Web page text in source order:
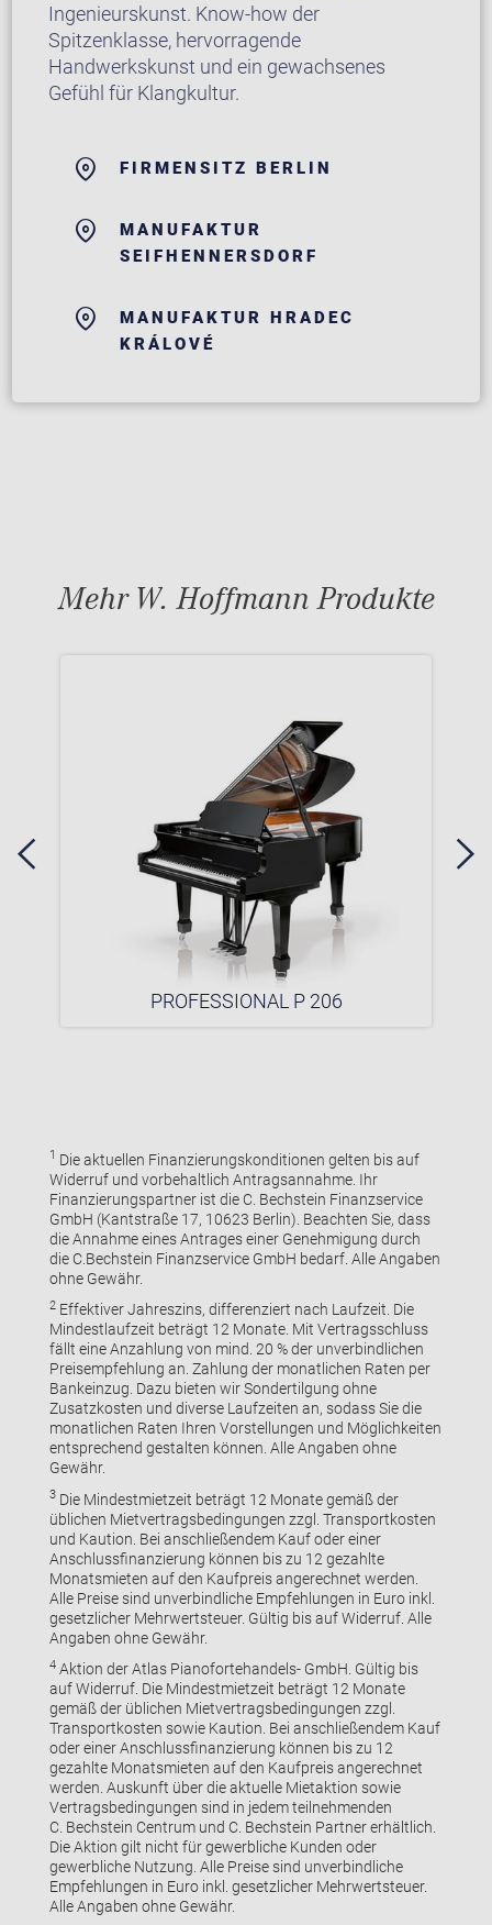
Ingenieurskunst. Know-how der
Spitzenklasse, hervorragende
Handwerkskunst und ein gewachsenes
Gefühl für Klangkultur.
FIRMENSITZ BERLIN
MANUFAKTUR
SEIFHENNERSDORF
MANUFAKTUR HRADEC
KRÁLOVÉ
Mehr W. Hoffmann Produkte
PROFESSIONAL P 206
1 Die aktuellen Finanzierungskonditionen gelten bis auf
Widerruf und vorbehaltlich Antragsannahme. Ihr
Finanzierungspartner ist die C. Bechstein Finanzservice
GmbH (Kantstraße 17, 10623 Berlin). Beachten Sie, dass
die Annahme eines Antrages einer Genehmigung durch
die C.Bechstein Finanzservice GmbH bedarf. Alle Angaben
ohne Gewähr.
2Effektiver Jahreszins, differenziert nach Laufzeit. Die
Mindestlaufzeit beträgt 12 Monate. Mit Vertragsschluss
fällt eine Anzahlung von mind. 20 % der unverbindlichen
Preisempfehlung an. Zahlung der monatlichen Raten per
Bankeinzug. Dazu bieten wir Sondertilgung ohne
Zusatzkosten und diverse Laufzeiten an, sodass Sie die
monatlichen Raten Ihren Vorstellungen und Möglichkeiten
entsprechend gestalten können. Alle Angaben ohne
Gewähr.
3Die Mindestmietzeit beträgt 12 Monate gemäß der
üblichen Mietvertragsbedingungen zzgl. Transportkosten
und Kaution. Bei anschließendem Kauf oder einer
Anschlussfinanzierung können bis zu 12 gezahlte
Monatsmieten auf den Kaufpreis angerechnet werden.
Alle Preise sind unverbindliche Empfehlungen in Euro inkl.
gesetzlicher Mehrwertsteuer. Gültig bis auf Widerruf. Alle
Angaben ohne Gewähr.
4Aktion der Atlas Pianofortehandels- GmbH. Gültig bis
auf Widerruf. Die Mindestmietzeit beträgt 12 Monate
gemäß der üblichen Mietvertragsbedingungen zzgl.
Transportkosten sowie Kaution. Bei anschließendem Kauf
oder einer Anschlussfinanzierung können bis zu 12
gezahlte Monatsmieten auf den Kaufpreis angerechnet
werden. Auskunft über die aktuelle Mietaktion sowie
Vertragsbedingungen sind in jedem teilnehmenden
C. Bechstein Centrum und C. Bechstein Partner erhältlich.
Die Aktion gilt nicht für gewerbliche Kunden oder
gewerbliche Nutzung. Alle Preise sind unverbindliche
Empfehlungen in Euro inkl. gesetzlicher Mehrwertsteuer.
Alle Angaben ohne Gewähr.